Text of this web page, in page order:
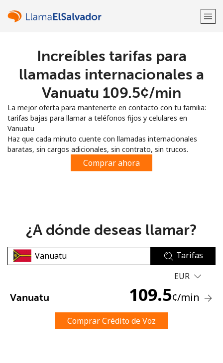
¡Bienvenido!
Regístrate con
o
No se ha creado una contraseña
Mínimo 8 caracteres
Una letra mayúscula y una minúscula
Increíbles tarifas para
llamadas internacionales a
Vanuatu ⁦109.5¢⁩/min
La mejor oferta para mantenerte en contacto con tu familia:
tarifas bajas para llamar a teléfonos fijos y celulares en
Vanuatu
Haz que cada minuto cuente con llamadas internacionales
baratas, sin cargos adicionales, sin contrato, sin trucos.
Comprar ahora
¿A dónde deseas llamar?
Tarifas
EUR
Vanuatu 109.5¢/min
Comprar Crédito de Voz